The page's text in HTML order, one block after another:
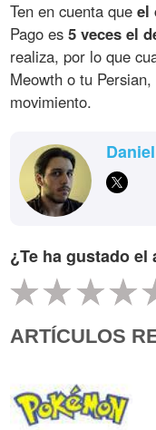
Ten en cuenta queel
Pago es5 veces el
realiza, por lo que
Meowth o tu
movimiento.
¿Te ha gustado el
ARTÍCULOS